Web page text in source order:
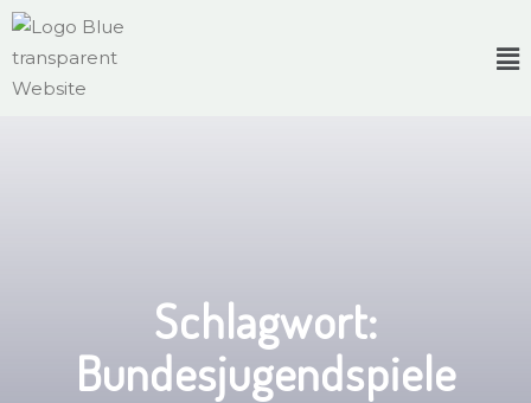
Schlagwort:
Bundesjugendspiele